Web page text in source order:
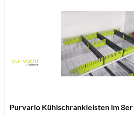
Purvario Kühlschrankleisten im